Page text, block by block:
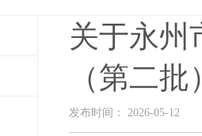
关于永州
（第二
发布时间： 2026-05-12